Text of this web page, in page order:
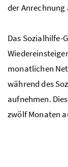
der Anrechnung
Das Sozialhilfe-
monatlichen
während des
aufnehmen.
zwölf Monaten